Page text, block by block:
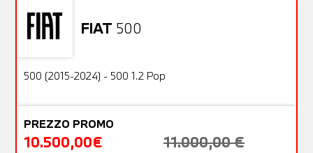
FIAT 500
OFFERTA
Usato
500 (2015-2024) - 500 1.2 Pop
PREZZO PROMO
10.500,00€ 11.000,00 €